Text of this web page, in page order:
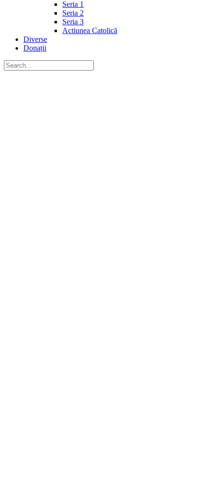
Seria 1
Seria 2
Seria 3
Actiunea Catolică
Diverse
Donații